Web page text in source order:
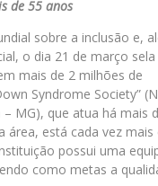
de 55 anos
sobre a inclusão e,
o dia 21 de março
mais de 2 milhões de
Syndrome Society”
MG), que atua há mais
está cada vez
possui uma
como metas a